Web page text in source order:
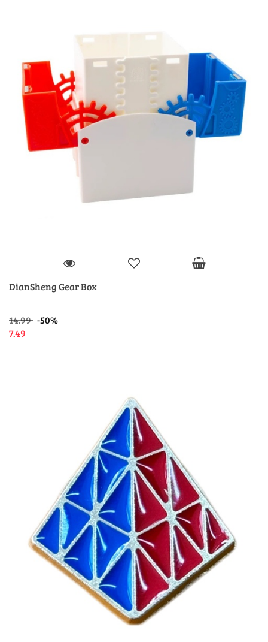
DianSheng Gear Box
14.99 -50%
7.49